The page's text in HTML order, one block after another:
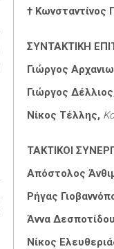
† Κωνσταντίνος
ΣΥΝΤΑΚΤΙΚΗ
Γιώργος
Γιώργος
Νίκος Τέλλης,
ΤΑΚΤΙΚΟΙ
Απόστολος
Ρήγας
Άννα
Νίκος